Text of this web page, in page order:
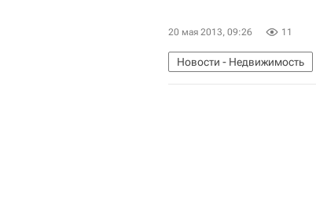
20 мая 2013, 09:26 11
Новости - Недвижимость